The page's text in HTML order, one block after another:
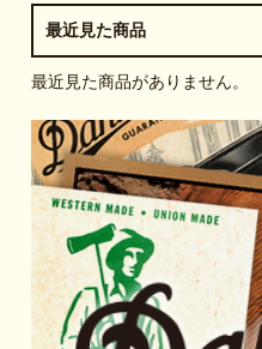
最近見た商品
最近見た商品がありません。